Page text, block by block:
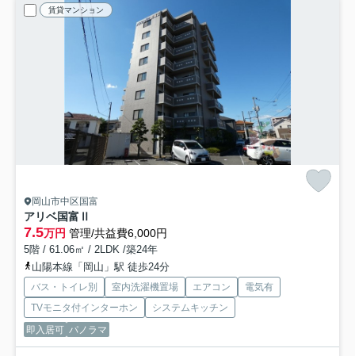
賃貸マンション
岡山市中区国富
アリベ国富Ⅱ
7.5万円 管理/共益費6,000円
5階 / 61.06㎡ / 2LDK /築24年
山陽本線「岡山」駅 徒歩24分
バス・トイレ別 室内洗濯機置場 エアコン
電気有
TVモニタ付インターホン
システムキッチン
即入居可 パノラマ